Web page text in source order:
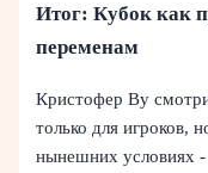
Итог: Кубок как
переменам
Кристофер Ву
только для игроков,
нынешних условиях -